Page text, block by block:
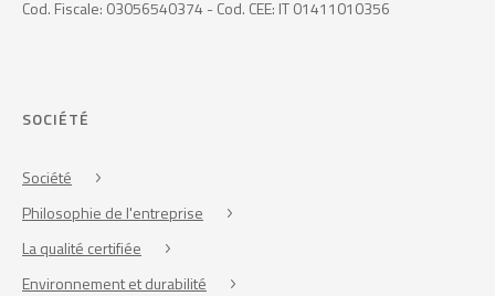
Cod. Fiscale: 03056540374 - Cod. CEE: IT 01411010356
SOCIÉTÉ
Société
Philosophie de l'entreprise
La qualité certifiée
Environnement et durabilité